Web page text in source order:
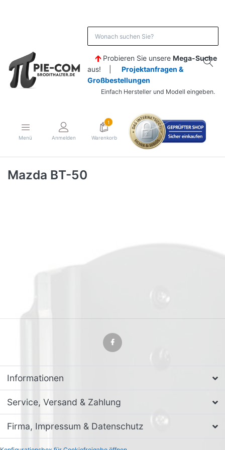
Probieren Sie unsere Mega-Suche
aus! | Projektanfragen &
Großbestellungen
Einfach Hersteller und Modell eingeben.
Menü Anmelden
1
Warenkorb
Mazda BT-50
Informationen
Service, Versand & Zahlung
Firma, Impressum & Datenschutz